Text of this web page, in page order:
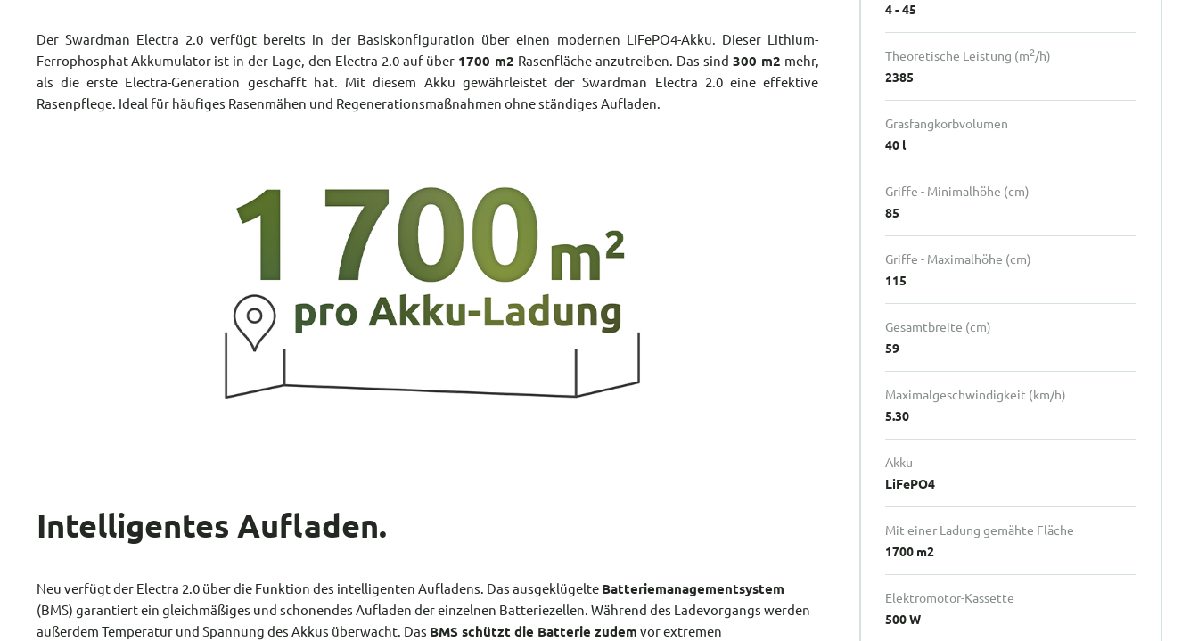
Der Swardman Electra 2.0 verfügt bereits in der Basiskonfiguration über einen modernen LiFePO4-Akku. Dieser Lithium-
Ferrophosphat-Akkumulator ist in der Lage, den Electra 2.0 auf über 1700 m2 Rasenfläche anzutreiben. Das sind 300 m2 mehr,
als die erste Electra-Generation geschafft hat. Mit diesem Akku gewährleistet der Swardman Electra 2.0 eine effektive
Rasenpflege. Ideal für häufiges Rasenmähen und Regenerationsmaßnahmen ohne ständiges Aufladen.
Intelligentes Aufladen.
Neu verfügt der Electra 2.0 über die Funktion des intelligenten Aufladens. Das ausgeklügelte Batteriemanagementsystem
(BMS) garantiert ein gleichmäßiges und schonendes Aufladen der einzelnen Batteriezellen. Während des Ladevorgangs werden
außerdem Temperatur und Spannung des Akkus überwacht. Das BMS schützt die Batterie zudem vor extremen
4 - 45
Theoretische Leistung (m2/h)
2385
Grasfangkorbvolumen
40 l
Griffe - Minimalhöhe (cm)
85
Griffe - Maximalhöhe (cm)
115
Gesamtbreite (cm)
59
Maximalgeschwindigkeit (km/h)
5.30
Akku
LiFePO4
Mit einer Ladung gemähte Fläche
1700 m2
Elektromotor-Kassette
500 W